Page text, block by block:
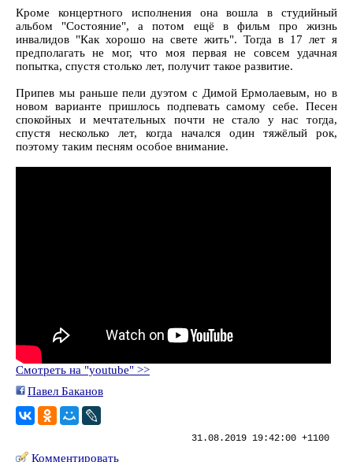
Кроме концертного исполнения она вошла в студийный
альбом "Состояние", а потом ещё в фильм про жизнь
инвалидов "Как хорошо на свете жить". Тогда в 17 лет я
предполагать не мог, что моя первая не совсем удачная
попытка, спустя столько лет, получит такое развитие.
Припев мы раньше пели дуэтом с Димой Ермолаевым, но в
новом варианте пришлось подпевать самому себе. Песен
спокойных и мечтательных почти не стало у нас тогда,
спустя несколько лет, когда начался один тяжёлый рок,
поэтому таким песням особое внимание.
Смотреть на "youtube" >>
Павел Баканов
31.08.2019 19:42:00 +1100
Комментировать